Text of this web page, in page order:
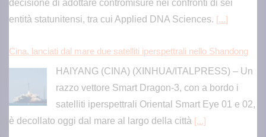
satelliti iperspettrali Oriental Smart Eye 01 e 02,
è decollato oggi dal mare al largo della città[...]
Esordio ok per Musetti al Masters 1000 di Montreal, sconfitto M
ejia in due set
Ai sedicesimi di finale il n°13 del ranking Atp
sfiderà il vincente di Jodar-Moutet. [...]